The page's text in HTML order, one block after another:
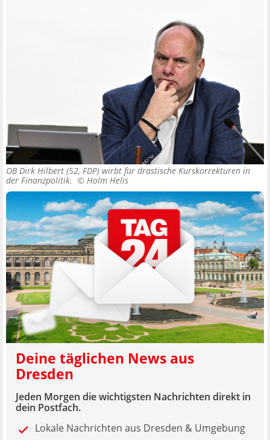
OB Dirk Hilbert (52, FDP) wirbt für drastische Kurskorrekturen in
der Finanzpolitik. © Holm Helis
Deine täglichen News aus
Dresden
Jeden Morgen die wichtigsten Nachrichten direkt in
dein Postfach.
Lokale Nachrichten aus Dresden & Umgebung